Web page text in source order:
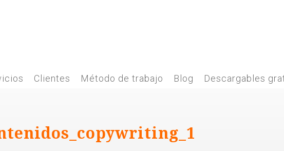
Clientes Método de trabajo Blog Descargables